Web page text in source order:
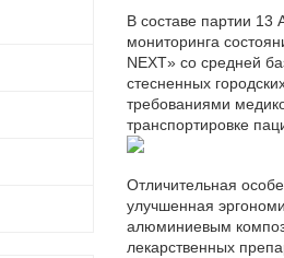
В составе партии
мониторинга
NEXT» со средней
стесненных
требованиями
транспортировке
Отличительная
улучшенная
алюминиевым
лекарственных